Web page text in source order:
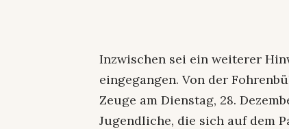
Inzwischen sei ein weiterer
eingegangen. Von der
Zeuge am Dienstag, 28.
Jugendliche, die sich auf dem